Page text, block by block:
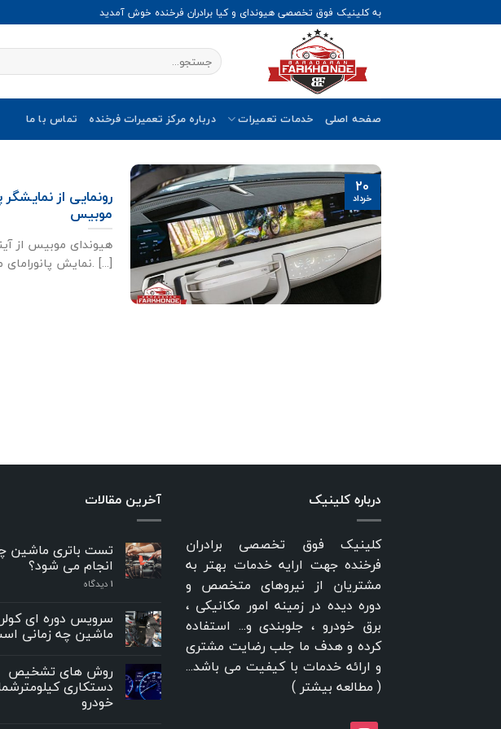
to
به کلینیک فوق تخصصی هیوندای و کیا برادران فرخنده خوش آمدید
صفحه اصلی خدمات تعمیرات درباره مرکز تعمیرات فرخنده تماس با ما
رونمایی از
موبیس
هیوندای موبیس از
نمایش پانورامای متحرک رونمایی کرد. [...]
20
خرداد
درباره کلینیک
کلینیک فوق تخصصی برادران
فرخنده جهت ارایه خدمات بهتر به
مشتریان از نیروهای متخصص و
دوره دیده در زمینه امور مکانیکی ،
برق خودرو ، جلوبندی و... استفاده
کرده و هدف ما جلب رضایت مشتری
و ارائه خدمات با کیفیت می باشد...
( مطالعه بیشتر )
آخرین مقالات
تست باتری ماشین
انجام می شود؟
۱ دیدگاه
سرویس دوره ای کولر
ماشین چه زمانی
روش های تشخیص
دستکاری
خودرو